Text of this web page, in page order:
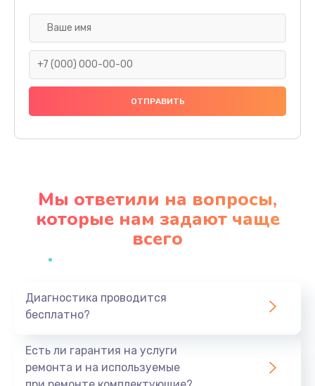
Замена праймера
1000 руб.
Заказать
Профилактическая чистка
Заказать
Мы ответили на вопросы,
которые нам задают чаще
всего
Диагностика проводится
бесплатно?
Есть ли гарантия на услуги
ремонта и на используемые